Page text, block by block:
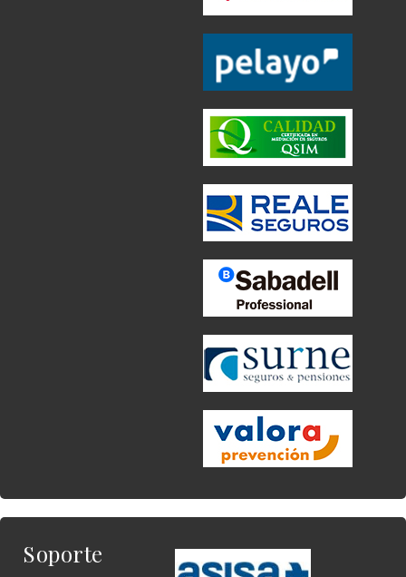
Soporte